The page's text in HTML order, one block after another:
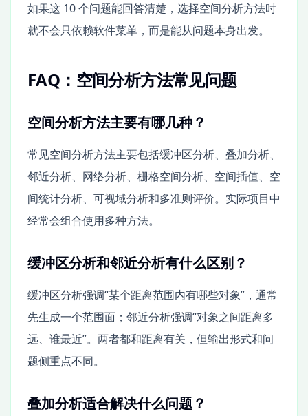
如果这 10 个问题能回答清楚，选择空间分析方法时
就不会只依赖软件菜单，而是能从问题本身出发。
FAQ：空间分析方法常见问题
空间分析方法主要有哪几种？
常见空间分析方法主要包括缓冲区分析、叠加分析、
邻近分析、网络分析、栅格空间分析、空间插值、空
间统计分析、可视域分析和多准则评价。实际项目中
经常会组合使用多种方法。
缓冲区分析和邻近分析有什么区别？
缓冲区分析强调“某个距离范围内有哪些对象”，通常
先生成一个范围面；邻近分析强调“对象之间距离多
远、谁最近”。两者都和距离有关，但输出形式和问
题侧重点不同。
叠加分析适合解决什么问题？